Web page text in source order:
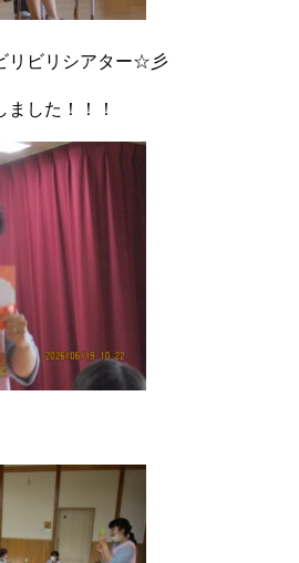
リビリシアター☆彡
ました！！！